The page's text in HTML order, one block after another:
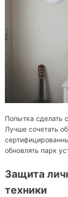
Попытка сделать
Лучше сочетать
обновлять парк
Защита
техники